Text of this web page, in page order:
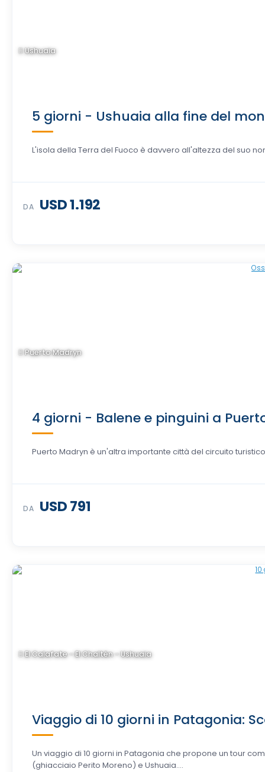
Ushuaia
5 giorni - Ushuaia alla fine del
L'isola della Terra del Fuoco è davvero all'altezza del suo
DA USD 1.192
Puerto Madryn
4 giorni - Balene e pinguini a
Puerto Madryn è un'altra importante città del circuito
DA USD 791
El Calafate - El Chaltén - Ushuaia
Viaggio di 10 giorni in Patagonia:
Un viaggio di 10 giorni in Patagonia che propone un tour
(ghiacciaio Perito Moreno) e Ushuaia....